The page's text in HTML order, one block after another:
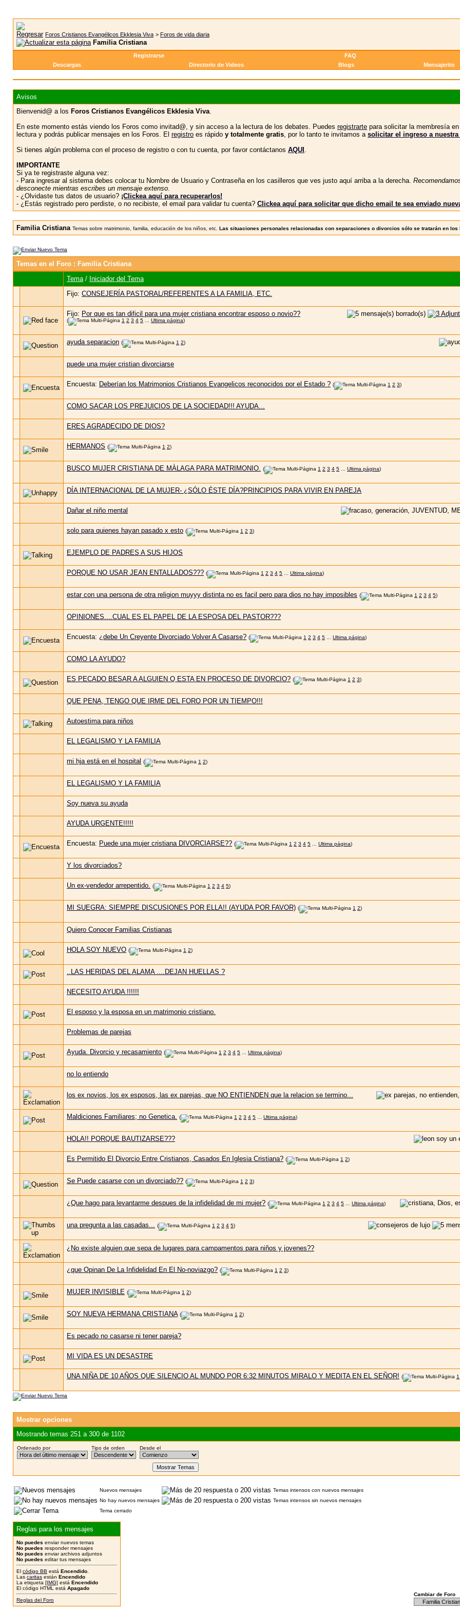
Foros Cristianos Evangélicos Ekklesia Viva > Foros de vida diaria
Familia Cristiana
Registrarse
FAQ
Descargas
Directorio de Videos Blogs Mensajerito
Avisos
Bienvenid@ a los Foros Cristianos Evangélicos Ekklesia Viva.
En este momento estás viendo los Foros como invitad@, y sin acceso a la lectura de los debates. Puedes registrarte para solicitar la membresía
lectura y podrás publicar mensajes en los Foros. El registro es rápido y totalmente gratis, por lo tanto te invitamos a solicitar el ingreso a nuestra
Si tienes algún problema con el proceso de registro o con tu cuenta, por favor contáctanos AQUI .
IMPORTANTE
Si ya te registraste alguna vez:
- Para ingresar al sistema debes colocar tu Nombre de Usuario y Contraseña en los casilleros que ves justo aquí arriba a la derecha.
desconecte mientras escribes un mensaje extenso.
- ¿Olvidaste tus datos de usuario? ¡Clickea aquí para recuperarlos!
- ¿Estás registrado pero perdiste, o no recibiste, el email para validar tu cuenta? Clickea aquí para solicitar que dicho email te sea enviado
Familia Cristiana Temas sobre matrimonio, familia, educación de los niños, etc. Las situaciones personales relacionadas con separaciones o divorcios sólo se tratarán en los
Temas en el Foro : Familia Cristiana
Tema/ Iniciador del Tema
Fijo: CONSEJERÍA PASTORAL/REFERENTES A LA FAMILIA, ETC.
Fijo: Por que es tan dificil para una mujer cristiana encontrar esposo o novio??
( 1 2 3 4 5 Ultima página)
ayuda separacion ( 1 2)
puede una mujer cristian divorciarse
Encuesta: Deberían los Matrimonios Cristianos Evangelicos reconocidos por el Estado ? ( 1 2 3)
COMO SACAR LOS PREJUICIOS DE LA SOCIEDAD!!! AYUDA...
ERES AGRADECIDO DE DIOS?
HERMANOS ( 1 2)
BUSCO MUJER CRISTIANA DE MÀLAGA PARA MATRIMONIO. ( 1 2 3 4 5 Ultima página)
DÍA INTERNACIONAL DE LA MUJER- ¿SÓLO ÉSTE DÍA?PRINCIPIOS PARA VIVIR EN PAREJA
Dañar el niño mental
solo para quienes hayan pasado x esto ( 1 2 3)
EJEMPLO DE PADRES A SUS HIJOS
PORQUE NO USAR JEAN ENTALLADOS??? ( 1 2 3 4 5 Ultima página)
estar con una persona de otra religion muyyy distinta no es facil pero para dios no hay imposibles ( 1 2 3 4 5)
OPINIONES....CUAL ES EL PAPEL DE LA ESPOSA DEL PASTOR???
Encuesta: ¿debe Un Creyente Divorciado Volver A Casarse? ( 1 2 3 4 5 Ultima página)
COMO LA AYUDO?
ES PECADO BESAR A ALGUIEN Q ESTA EN PROCESO DE DIVORCIO? ( 1 2 3)
QUE PENA, TENGO QUE IRME DEL FORO POR UN TIEMPO!!!
Autoestima para niños
EL LEGALISMO Y LA FAMILIA
mi hja está en el hospital ( 1 2)
EL LEGALISMO Y LA FAMILIA
Soy nueva su ayuda
AYUDA URGENTE!!!!!
Encuesta: Puede una mujer cristiana DIVORCIARSE?? ( 1 2 3 4 5 Ultima página)
Y los divorciados?
Un ex-vendedor arrepentido. ( 1 2 3 4 5)
MI SUEGRA: SIEMPRE DISCUSIONES POR ELLA!! (AYUDA POR FAVOR) ( 1 2)
Quiero Conocer Familias Cristianas
HOLA SOY NUEVO ( 1 2)
..LAS HERIDAS DEL ALAMA ....DEJAN HUELLAS ?
NECESITO AYUDA !!!!!!
El esposo y la esposa en un matrimonio cristiano.
Problemas de parejas
Ayuda. Divorcio y recasamiento ( 1 2 3 4 5 Ultima página)
no lo entiendo
los ex novios, los ex esposos, las ex parejas, que NO ENTIENDEN que la relacion se termino...
Maldiciones Familiares; no Genetica. ( 1 2 3 4 5 Ultima página)
HOLA!! PORQUE BAUTIZARSE???
Es Permitido El Divorcio Entre Cristianos, Casados En Iglesia Cristiana? ( 1 2)
Se Puede casarse con un divorciado?? ( 1 2 3)
¿Que hago para levantarme despues de la infidelidad de mi mujer? ( 1 2 3 4 5 Ultima página)
una pregunta a las casadas... ( 1 2 3 4 5)
¿No existe alguien que sepa de lugares para campamentos para niños y jovenes??
¿que Opinan De La Infidelidad En El No-noviazgo? ( 1 2 3)
MUJER INVISIBLE ( 1 2)
SOY NUEVA HERMANA CRISTIANA ( 1 2)
Es pecado no casarse ni tener pareja?
MI VIDA ES UN DESASTRE
UNA NIÑA DE 10 AÑOS QUE SILENCIO AL MUNDO POR 6:32 MINUTOS MIRALO Y MEDITA EN EL SEÑOR! ( 1
Mostrar opciones
Mostrando temas 251 a 300 de 1102
Ordenado por Tipo de orden Desde el
Nuevos mensajes
Temas intensos con nuevos mensajes
No hay nuevos mensajes
Temas intensos sin nuevos mensajes
Tema cerrado
Reglas para los mensajes
No puedes enviar nuevos temas
No puedes responder mensajes
No puedes enviar archivos adjuntos
No puedes editar tus mensajes
El código BB está Encendido
Las caritas están Encendido
La etiqueta [IMG] está Encendido
El código HTML está Apagado
Reglas del Foro
Cambiar de Foro